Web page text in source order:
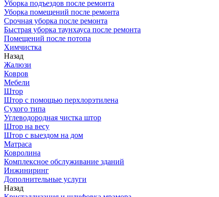
Уборка подъездов после ремонта
Уборка помещений после ремонта
Срочная уборка после ремонта
Быстрая уборка таунхауса после ремонта
Помещений после потопа
Химчистка
Назад
Жалюзи
Ковров
Мебели
Штор
Штор с помощью перхлорэтилена
Сухого типа
Углеводородная чистка штор
Штор на весу
Штор с выездом на дом
Матраса
Ковролина
Комплексное обслуживание зданий
Инжиниринг
Дополнительные услуги
Назад